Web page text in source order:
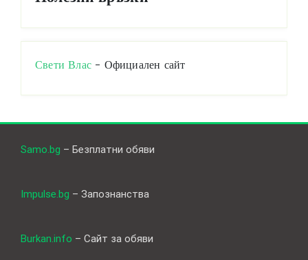
Свети Влас - Официален сайт
Samo.bg – Безплатни обяви
Impulse.bg – Запознанства
Burkan.info – Сайт за обяви